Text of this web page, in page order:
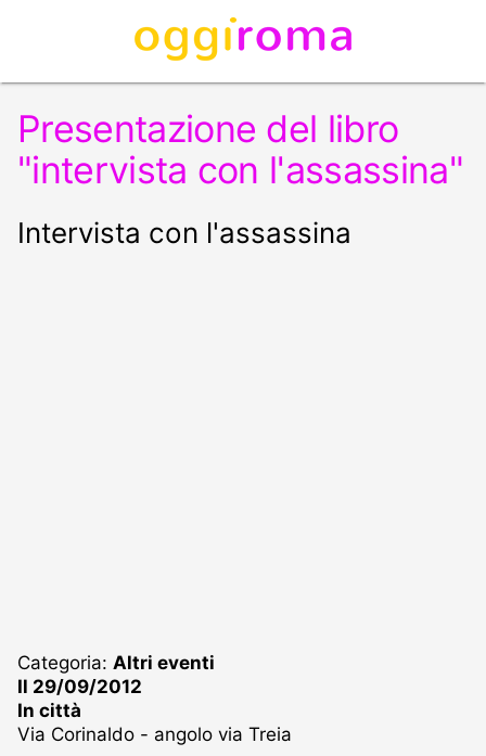
Presentazione del libro
"intervista con l'assassina"
Intervista con l'assassina
Categoria: Altri eventi
Il 29/09/2012
In città
Via Corinaldo - angolo via Treia